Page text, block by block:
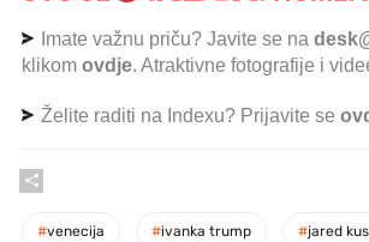
Imate važnu priču? Javite se na
klikom ovdje. Atraktivne fotografije i
Želite raditi na Indexu? Prijavite se
#venecija #ivanka trump #jared